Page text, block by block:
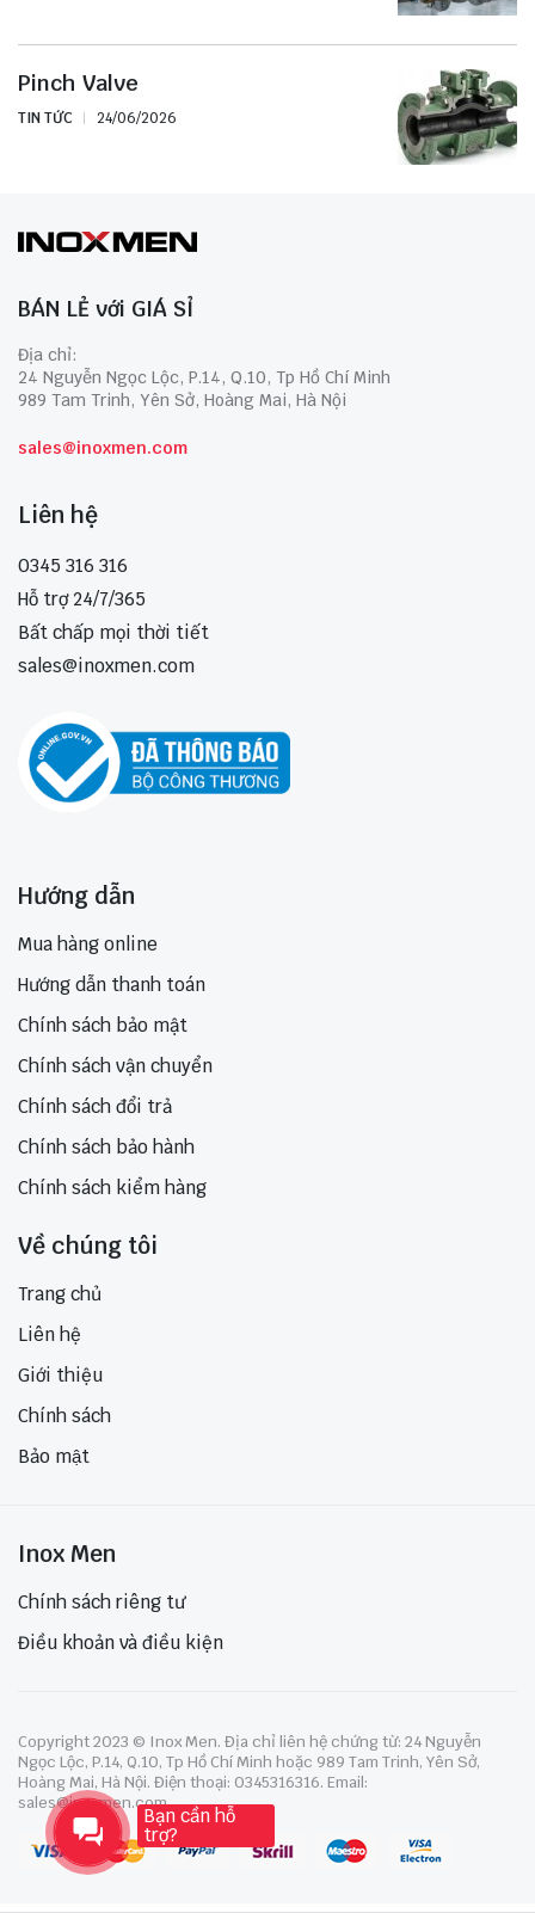
Pinch Valve
TIN TỨC 24/06/2026
BÁN LẺ với GIÁ SỈ
Địa chỉ:
24 Nguyễn Ngọc Lộc, P.14, Q.10, Tp Hồ Chí Minh
989 Tam Trinh, Yên Sở, Hoàng Mai, Hà Nội
sales@inoxmen.com
Liên hệ
0345 316 316
Hỗ trợ 24/7/365
Bất chấp mọi thời tiết
sales@inoxmen.com
Hướng dẫn
Mua hàng online
Hướng dẫn thanh toán
Chính sách bảo mật
Chính sách vận chuyển
Chính sách đổi trả
Chính sách bảo hành
Chính sách kiểm hàng
Về chúng tôi
Trang chủ
Liên hệ
Giới thiệu
Chính sách
Bảo mật
Inox Men
Chính sách riêng tư
Điều khoản và điều kiện
Copyright 2023 © Inox Men. Địa chỉ liên hệ chứng từ: 24 Nguyễn
Ngọc Lộc, P.14, Q.10, Tp Hồ Chí Minh hoặc 989 Tam Trinh, Yên Sở,
Hoàng Mai, Hà Nội. Điện thoại: 0345316316. Email:
sales@inoxmen.com
Bạn cần hỗ
trợ?